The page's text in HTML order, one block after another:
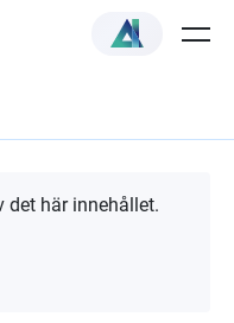
det här innehållet.